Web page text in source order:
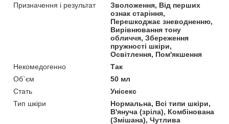
Призначення і результат
Зволоження, Від перших
ознак старіння,
Перешкоджає зневодненню,
Вирівнювання тону
обличчя, Збереження
пружності шкіри,
Освітлення, Пом'якшення
Некомедогенно
Так
Об`єм
50 мл
Стать
Унісекс
Тип шкіри
Нормальна, Всі типи шкіри,
В'януча (зріла), Комбінована
(Змішана), Чутлива